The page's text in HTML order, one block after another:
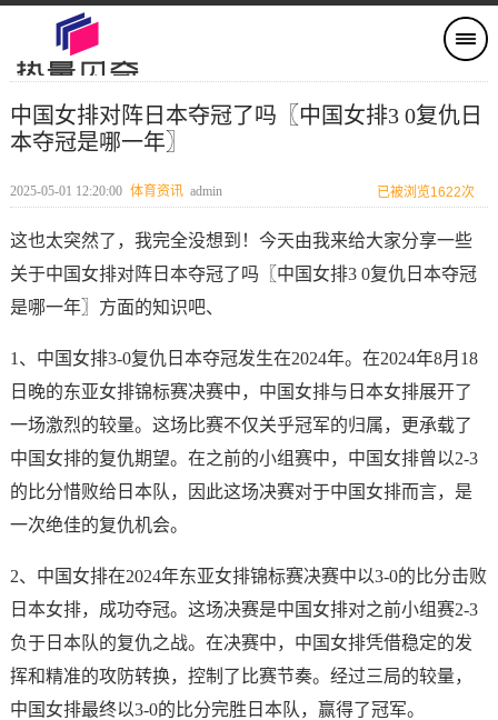
中国女排对阵日本夺冠了吗〖中国女排3 0复仇日
本夺冠是哪一年〗
2025-05-01 12:20:00 体育资讯 admin 已被浏览1622次
这也太突然了，我完全没想到！今天由我来给大家分享一些
关于中国女排对阵日本夺冠了吗〖中国女排3 0复仇日本夺冠
是哪一年〗方面的知识吧、
1、中国女排3-0复仇日本夺冠发生在2024年。在2024年8月18
日晚的东亚女排锦标赛决赛中，中国女排与日本女排展开了
一场激烈的较量。这场比赛不仅关乎冠军的归属，更承载了
中国女排的复仇期望。在之前的小组赛中，中国女排曾以2-3
的比分惜败给日本队，因此这场决赛对于中国女排而言，是
一次绝佳的复仇机会。
2、中国女排在2024年东亚女排锦标赛决赛中以3-0的比分击败
日本女排，成功夺冠。这场决赛是中国女排对之前小组赛2-3
负于日本队的复仇之战。在决赛中，中国女排凭借稳定的发
挥和精准的攻防转换，控制了比赛节奏。经过三局的较量，
中国女排最终以3-0的比分完胜日本队，赢得了冠军。